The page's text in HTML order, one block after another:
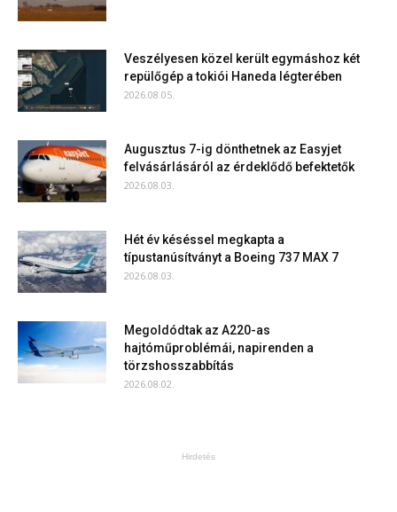
Veszélyesen közel került egymáshoz két
repülőgép a tokiói Haneda légterében
2026.08.05.
Augusztus 7-ig dönthetnek az Easyjet
felvásárlásáról az érdeklődő befektetők
2026.08.03.
Hét év késéssel megkapta a
típustanúsítványt a Boeing 737 MAX 7
2026.08.03.
Megoldódtak az A220-as
hajtóműproblémái, napirenden a
törzshosszabbítás
2026.08.02.
Hirdetés